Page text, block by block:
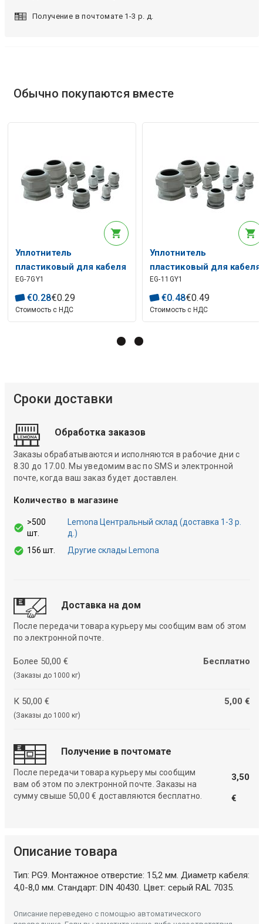
Получение в почтомате 1-3 р. д.
Обычно покупаются вместе
Уплотнитель
пластиковый для кабеля
PG7 Ø3,5-6мм IP67
EG-7GY1
€0.28€0.29
Стоимость с НДС
Уплотнитель
пластиковый для кабеля
PG11 Ø5-10мм IP67
EG-11GY1
€0.48€0.49
Стоимость с НДС
Сроки доставки
Обработка заказов
Заказы обрабатываются и исполняются в рабочие дни с
8.30 до 17.00. Мы уведомим вас по SMS и электронной
почте, когда ваш заказ будет доставлен.
Количество в магазине
>500
шт.
Lemona Центральный склад (доставка 1-3 р.
д.)
156 шт.
Другие склады Lemona
Доставка на дом
После передачи товара курьеру мы сообщим вам об этом
по электронной почте.
Более 50,00 €
(Заказы до 1000 кг)
Бесплатно
К 50,00 €
(Заказы до 1000 кг)
5,00 €
Получение в почтомате
После передачи товара курьеру мы сообщим
вам об этом по электронной почте. Заказы на
сумму свыше 50,00 € доставляются бесплатно.
3,50
€
Описание товара
Тип: PG9. Монтажное отверстие: 15,2 мм. Диаметр кабеля:
4,0-8,0 мм. Стандарт: DIN 40430. Цвет: серый RAL 7035.
Описание переведено с помощью автоматического